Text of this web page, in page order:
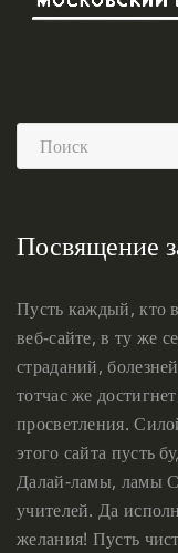
Посвящение
Пусть каждый, кто
веб-сайте, в ту же
страданий,
тотчас же
просветления.
этого сайта пусть
Далай-ламы, ламы
учителей. Да
желания! Пусть